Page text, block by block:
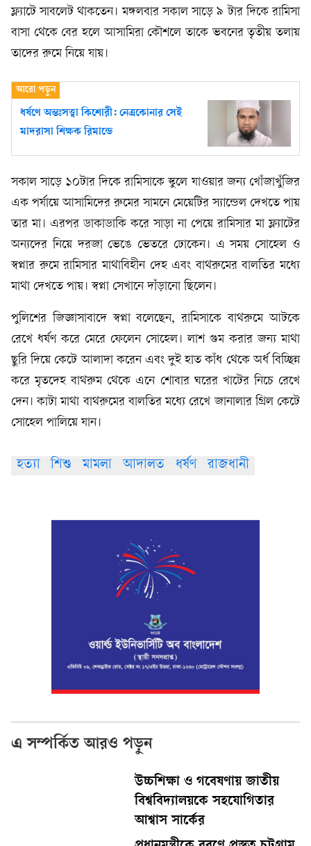
ফ্ল্যাটে সাবলেট থাকতেন। মঙ্গলবার সকাল সাড়ে ৯ টার দিকে রামিসা
বাসা থেকে বের হলে আসামিরা কৌশলে তাকে ভবনের তৃতীয় তলায়
তাদের রুমে নিয়ে যায়।
ধর্ষণে অন্তঃসত্ত্বা কিশোরী: নেত্রকোনার সেই
মাদরাসা শিক্ষক রিমান্ডে
সকাল সাড়ে ১০টার দিকে রামিসাকে স্কুলে যাওয়ার জন্য খোঁজাখুঁজির
এক পর্যায়ে আসামিদের রুমের সামনে মেয়েটির স্যান্ডেল দেখতে পায়
তার মা। এরপর ডাকাডাকি করে সাড়া না পেয়ে রামিসার মা ফ্ল্যাটের
অন্যদের নিয়ে দরজা ভেঙে ভেতরে ঢোকেন। এ সময় সোহেল ও
স্বপ্নার রুমে রামিসার মাথাবিহীন দেহ এবং বাথরুমের বালতির মধ্যে
মাথা দেখতে পায়। স্বপ্না সেখানে দাঁড়ানো ছিলেন।
পুলিশের জিজ্ঞাসাবাদে স্বপ্না বলেছেন, রামিসাকে বাথরুমে আটকে
রেখে ধর্ষণ করে মেরে ফেলেন সোহেল। লাশ গুম করার জন্য মাথা
ছুরি দিয়ে কেটে আলাদা করেন এবং দুই হাত কাঁধ থেকে অর্ধ বিচ্ছিন্ন
করে মৃতদেহ বাথরুম থেকে এনে শোবার ঘরের খাটের নিচে রেখে
দেন। কাটা মাথা বাথরুমের বালতির মধ্যে রেখে জানালার গ্রিল কেটে
সোহেল পালিয়ে যান।
হত্যা শিশু মামলা আদালত ধর্ষণ রাজধানী
এ সম্পর্কিত আরও পড়ুন
উচ্চশিক্ষা ও গবেষণায় জাতীয়
বিশ্ববিদ্যালয়কে সহযোগিতার
আশ্বাস সার্কের